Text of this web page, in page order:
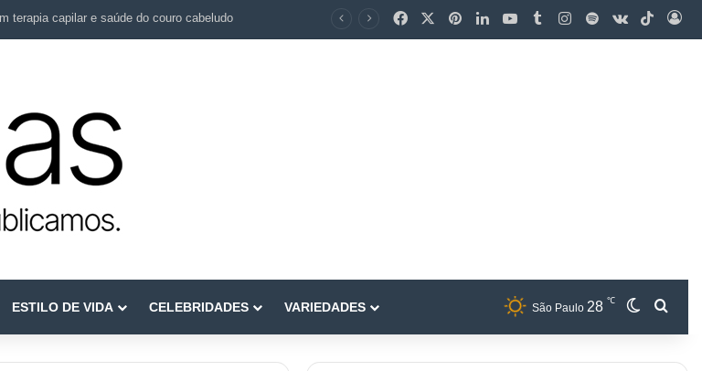
terapia capilar e saúde do couro cabeludo
ESTILO DE VIDA CELEBRIDADES VARIEDADES São Paulo 28 ℃